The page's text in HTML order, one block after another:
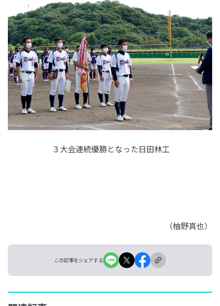
３大会連続優勝となった日田林工
（柚野真也）
この記事をシェアする